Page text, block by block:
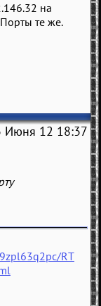
на
Порты те же.
Июня 12 18:37
RT